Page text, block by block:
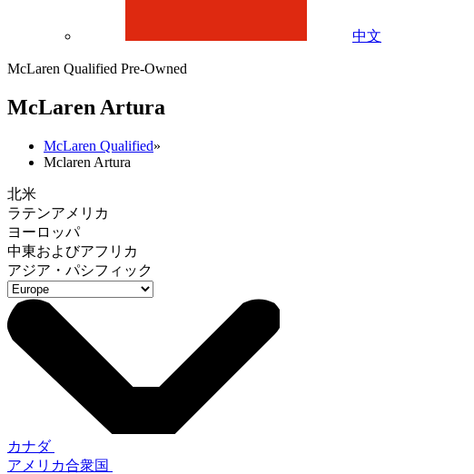
中文
McLaren Qualified Pre-Owned
McLaren Artura
McLaren Qualified»
Mclaren Artura
北米
ラテンアメリカ
ヨーロッパ
中東およびアフリカ
アジア・パシフィック
カナダ
アメリカ合衆国